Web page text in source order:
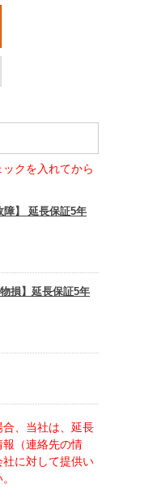
クを入れてから
障】 延長保証5年
損】延長保証5年
、当社は、延長
（連絡先の情
に対して提供い